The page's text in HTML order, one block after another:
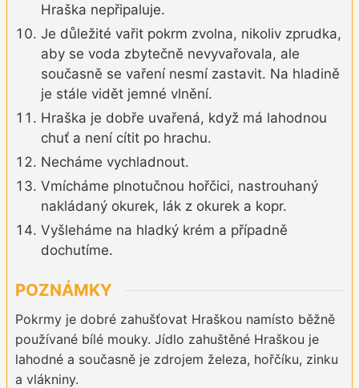
Hraška nepřipaluje.
Je důležité vařit pokrm zvolna, nikoliv zprudka,
aby se voda zbytečně nevyvařovala, ale
současně se vaření nesmí zastavit. Na hladině
je stále vidět jemné vlnění.
Hraška je dobře uvařená, když má lahodnou
chuť a není cítit po hrachu.
Necháme vychladnout.
Vmícháme plnotučnou hořčici, nastrouhaný
nakládaný okurek, lák z okurek a kopr.
Vyšleháme na hladký krém a případně
dochutíme.
POZNÁMKY
Pokrmy je dobré zahušťovat Hraškou namísto běžně
používané bílé mouky. Jídlo zahuštěné Hraškou je
lahodné a současně je zdrojem železa, hořčíku, zinku
a vlákniny.